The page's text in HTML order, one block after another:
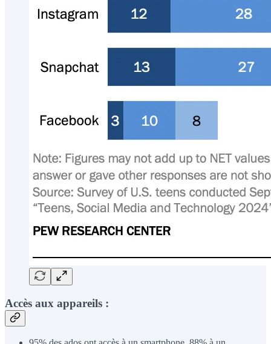
Accès aux appareils :